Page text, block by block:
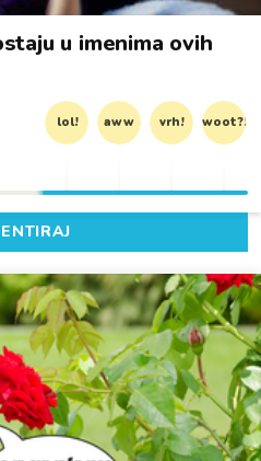
u imenima ovih
lol! aww vrh! woot?!